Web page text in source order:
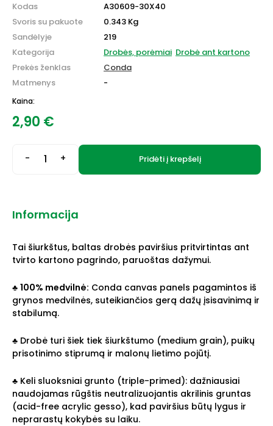
Kodas
Svoris su pakuote
Sandėlyje
Kategorija
Prekės ženklas
Matmenys
A30609-30X40
0.343 Kg
219
Drobės, porėmiai Drobė ant kartono
Conda
-
Kaina:
2,90 €
- + Pridėti į krepšelį
Informacija
Tai šiurkštus, baltas drobės paviršius pritvirtintas ant
tvirto kartono pagrindo, paruoštas dažymui.
♣ 100% medvilnė: Conda canvas panels pagamintos iš
grynos medvilnės, suteikiančios gerą dažų įsisavinimą ir
stabilumą.
♣ Drobė turi šiek tiek šiurkštumo (medium grain), puikų
prisotinimo stiprumą ir malonų lietimo pojūtį.
♣ Keli sluoksniai grunto (triple-primed): dažniausiai
naudojamas rūgštis neutralizuojantis akrilinis gruntas
(acid-free acrylic gesso), kad paviršius būtų lygus ir
neprarastų kokybės su laiku.